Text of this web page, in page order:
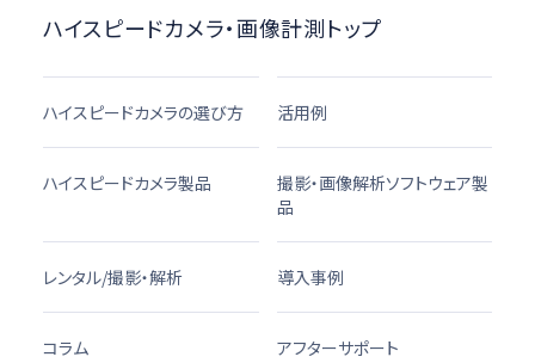
ハイスピードカメラ・画像計測トップ
ハイスピードカメラの選び方 活用例
ハイスピードカメラ製品
撮影・画像解析ソフトウェア製
品
レンタル/撮影・解析 導入事例
コラム アフターサポート